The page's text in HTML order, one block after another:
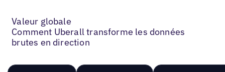
Valeur globale
Comment Uberall transforme les données
brutes en direction